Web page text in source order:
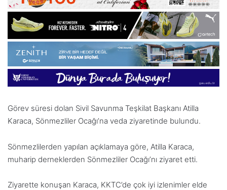
Görev süresi dolan Sivil Savunma Teşkilat Başkanı Atilla
Karaca, Sönmezliler Ocağı’na veda ziyaretinde bulundu.
Sönmezlilerden yapılan açıklamaya göre, Atilla Karaca,
muharip derneklerden Sönmezliler Ocağı’nı ziyaret etti.
Ziyarette konuşan Karaca, KKTC’de çok iyi izlenimler elde